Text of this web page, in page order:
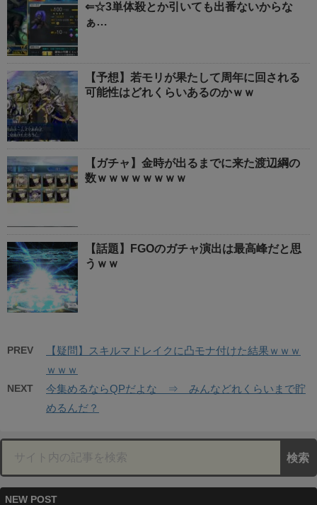
⇐☆3単体殺とか引いても出番ないからな
ぁ…
【予想】若モリが果たして周年に回される
可能性はどれくらいあるのかｗｗ
【ガチャ】金時が出るまでに来た渡辺綱の
数ｗｗｗｗｗｗｗｗ
【話題】FGOのガチャ演出は最高峰だと思
うｗｗ
PREV
【疑問】スキルマドレイクに凸モナ付けた結果ｗｗｗ
ｗｗｗ
NEXT
今集めるならQPだよな ⇒ みんなどれくらいまで貯
めるんだ？
NEW POST